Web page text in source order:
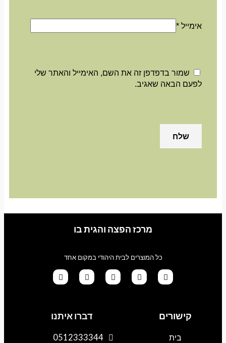
אימייל*
שמור בדפדפן זה את השם, האימייל והאתר שלי
לפעם הבאה שאגיב.
מרכז הפצה והגית בו
כל המוצרים לבית היהודי במקום אחד
a
s
o
o
l
קישורים
בית
דברו איתנו
0512333344